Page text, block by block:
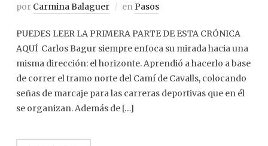
por Carmina Balaguer enPasos
PUEDES LEER LA PRIMERA PARTE DE ESTA CRÓNICA
AQUÍ Carlos Bagur siempre enfoca su mirada hacia una
misma dirección: el horizonte. Aprendió a hacerlo a base
de correr el tramo norte del Camí de Cavalls, colocando
señas de marcaje para las carreras deportivas que en él
se organizan. Además de […]